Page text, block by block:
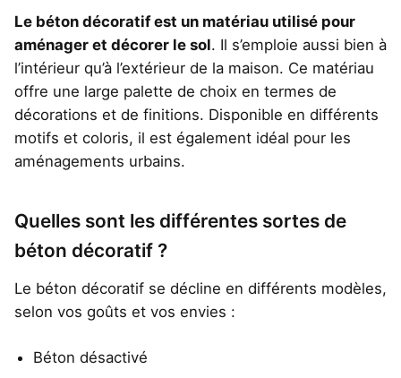
Le béton décoratif est un matériau utilisé pour
aménager et décorer le sol. Il s’emploie aussi bien à
l’intérieur qu’à l’extérieur de la maison. Ce matériau
offre une large palette de choix en termes de
décorations et de finitions. Disponible en différents
motifs et coloris, il est également idéal pour les
aménagements urbains.
Quelles sont les différentes sortes de
béton décoratif ?
Le béton décoratif se décline en différents modèles,
selon vos goûts et vos envies :
Béton désactivé